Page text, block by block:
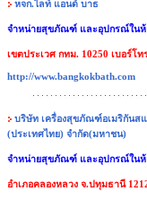
หจก.ไลท์ แอนด์ บาธ
จำหน่ายสุขภัณฑ์ และอุปกรณ์ในห้
เขตประเวศ กทม. 10250 เบอร์โ
http://www.bangkokbath.com
บริษัท เครื่องสุขภัณฑ์อเมริกันส
(ประเทศไทย) จำกัด(มหาชน)
จำหน่ายสุขภัณฑ์ และอุปกรณ์ในห้
อำเภอคลองหลวง จ.ปทุมธานี